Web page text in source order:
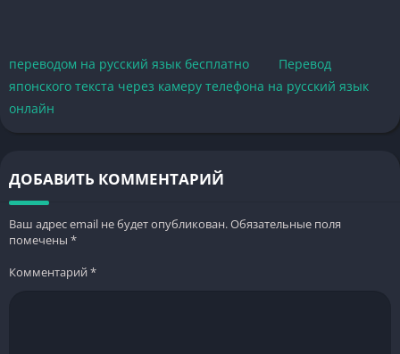
переводом на русский язык бесплатно
Перевод
японского текста через камеру телефона на русский язык
онлайн
ДОБАВИТЬ КОММЕНТАРИЙ
Ваш адрес email не будет опубликован.Обязательные поля
помечены *
Комментарий*